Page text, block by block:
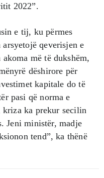
2022”.
e tij, ku përmes
arsyetojë qeverisjen e
më të dukshëm,
dëshirore për
kapitale do të
pasi që norma e
ka prekur secilin
Jeni ministër, madje
tend”, ka thënë